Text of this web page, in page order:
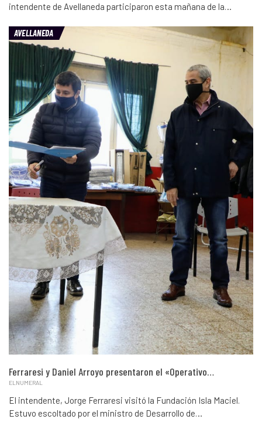
intendente de Avellaneda participaron esta mañana de la…
AVELLANEDA
Ferraresi y Daniel Arroyo presentaron el «Operativo…
ELNUMERAL
El intendente, Jorge Ferraresi visitó la Fundación Isla Maciel.
Estuvo escoltado por el ministro de Desarrollo de…